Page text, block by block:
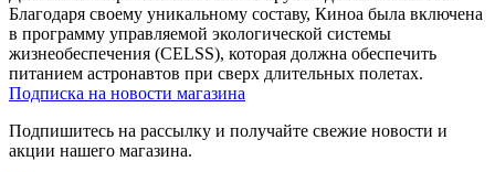
Благодаря своему уникальному составу, Киноа была включена
в программу управляемой экологической системы
жизнеобеспечения (CELSS), которая должна обеспечить
питанием астронавтов при сверх длительных полетах.
Подписка на новости магазина
Подпишитесь на рассылку и получайте свежие новости и
акции нашего магазина.